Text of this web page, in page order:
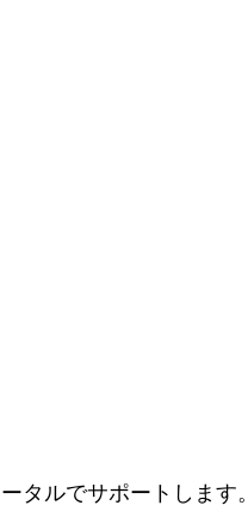
タルでサポートします。